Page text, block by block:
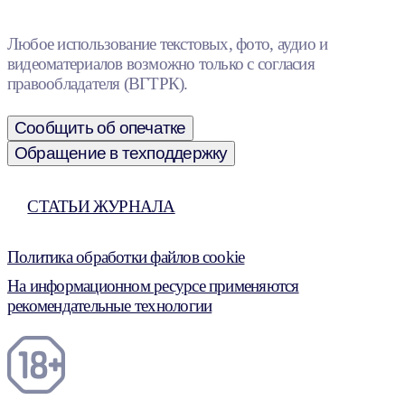
Любое использование текстовых, фото, аудио и
видеоматериалов возможно только с согласия
правообладателя (ВГТРК).
Сообщить об опечатке
Обращение в техподдержку
СТАТЬИ ЖУРНАЛА
Политика обработки файлов cookie
На информационном ресурсе применяются
рекомендательные технологии